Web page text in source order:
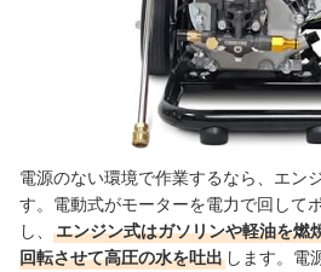
電源のない環境で作業するなら、エン
す。電動式がモーターを電力で回して
し、
エンジン式はガソリンや軽油を燃
回転させて高圧の水を吐出 します。電